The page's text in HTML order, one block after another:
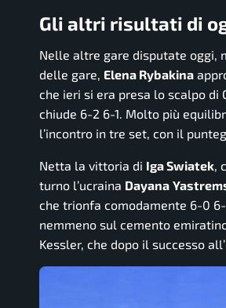
Gli altri risultati di
Nelle altre gare disputate oggi,
delle gare, Elena Rybakina
che ieri si era presa lo scalpo di
chiude 6-2 6-1. Molto più
l’incontro in tre set, con il
Netta la vittoria di Iga Swiatek
turno l’ucraina Dayana
che trionfa comodamente 6-0
nemmeno sul cemento
Kessler, che dopo il successo